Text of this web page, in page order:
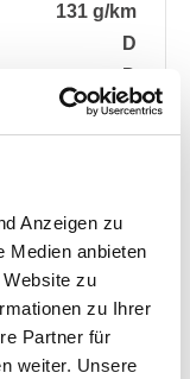
Anzeigen zu
Medien anbieten
zu
zu Ihrer
Partner für
weiter. Unsere
131 g/km
D
D
ABO74.766
ST Line